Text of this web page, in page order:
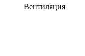
Вентиляция